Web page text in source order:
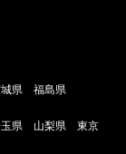
県 福島県
県 山梨県 東京